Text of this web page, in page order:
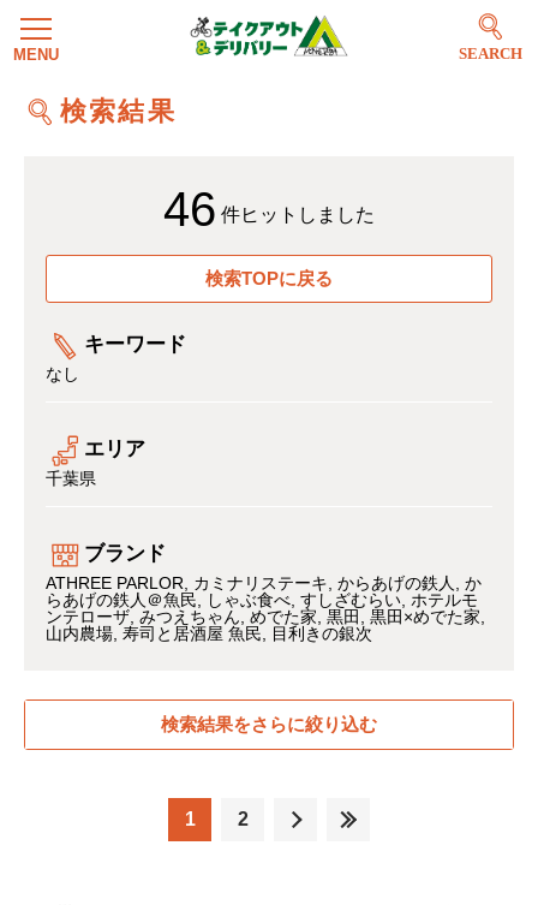
SEARCH
検索結果
46 件ヒットしました
検索TOPに戻る
キーワード
なし
エリア
千葉県
ブランド
ATHREE PARLOR カミナリステーキ からあげの鉄人
か
らあげの鉄人＠魚民
しゃぶ食べ すしざむらい ホテルモ
ンテローザ みつえちゃん めでた家 黒田
黒田×めでた家
山内農場 寿司と居酒屋 魚民 目利きの銀次
検索結果をさらに絞り込む
1 2